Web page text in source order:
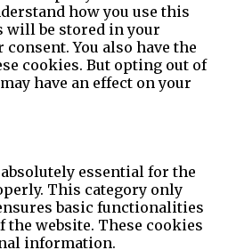
how you use this
will be stored in your
You also have the
cookies. But opting out of
have an effect on your
essential for the
This category only
basic functionalities
the website. These cookies
information.